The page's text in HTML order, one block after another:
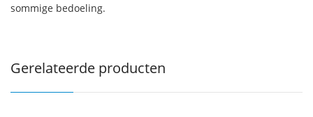
sommige bedoeling.
Gerelateerde producten